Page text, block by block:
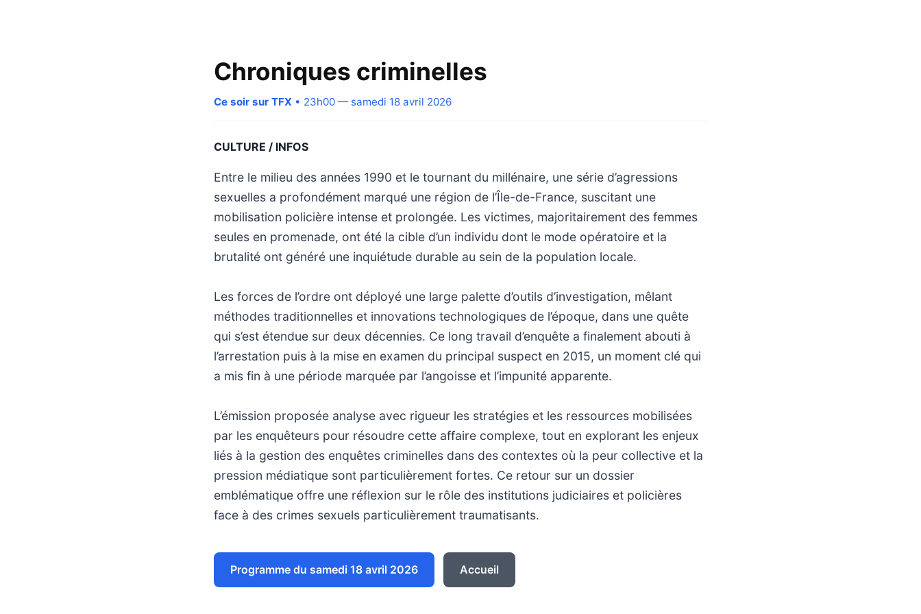
Chroniques criminelles
Ce soir sur TFX • 23h00 — samedi 18 avril 2026
CULTURE / INFOS
Entre le milieu des années 1990 et le tournant du millénaire, une série d’agressions
sexuelles a profondément marqué une région de l’Île-de-France, suscitant une
mobilisation policière intense et prolongée. Les victimes, majoritairement des femmes
seules en promenade, ont été la cible d’un individu dont le mode opératoire et la
brutalité ont généré une inquiétude durable au sein de la population locale.
Les forces de l’ordre ont déployé une large palette d’outils d’investigation, mêlant
méthodes traditionnelles et innovations technologiques de l’époque, dans une quête
qui s’est étendue sur deux décennies. Ce long travail d’enquête a finalement abouti à
l’arrestation puis à la mise en examen du principal suspect en 2015, un moment clé qui
a mis fin à une période marquée par l’angoisse et l’impunité apparente.
L’émission proposée analyse avec rigueur les stratégies et les ressources mobilisées
par les enquêteurs pour résoudre cette affaire complexe, tout en explorant les enjeux
liés à la gestion des enquêtes criminelles dans des contextes où la peur collective et la
pression médiatique sont particulièrement fortes. Ce retour sur un dossier
emblématique offre une réflexion sur le rôle des institutions judiciaires et policières
face à des crimes sexuels particulièrement traumatisants.
Programme du samedi 18 avril 2026 Accueil